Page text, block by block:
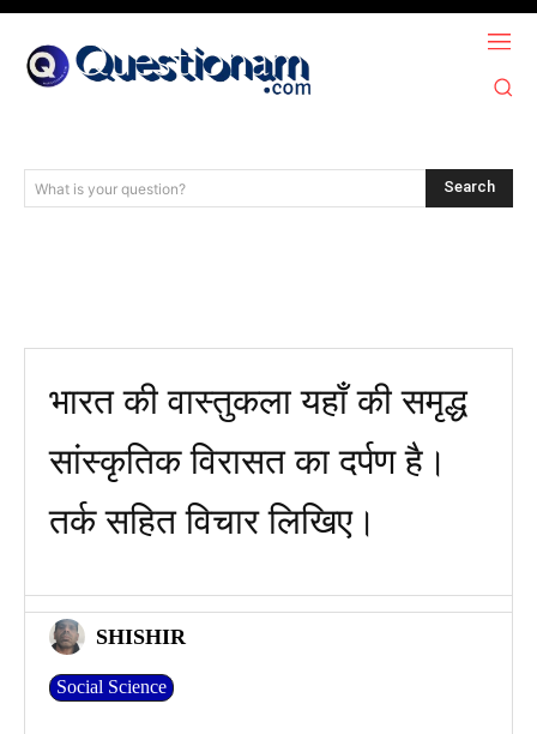
What is your question? Search
भारत की वास्तुकला यहाँ की समृद्ध
सांस्कृतिक विरासत का दर्पण है।
तर्क सहित विचार लिखिए।
SHISHIR
Social Science